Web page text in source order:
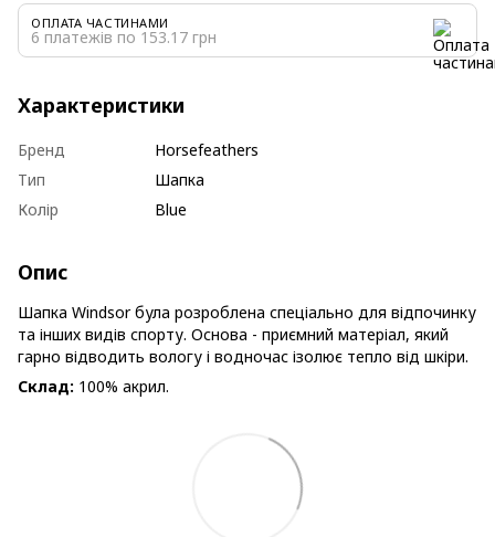
ОПЛАТА ЧАСТИНАМИ
6 платежів по 153.17 грн
Характеристики
Бренд
Horsefeathers
Тип
Шапка
Колір
Blue
Опис
Шапка Windsor була розроблена спеціально для відпочинку
та інших видів спорту. Основа - приємний матеріал, який
гарно відводить вологу і водночас ізолює тепло від шкіри.
Склад: 100% акрил.